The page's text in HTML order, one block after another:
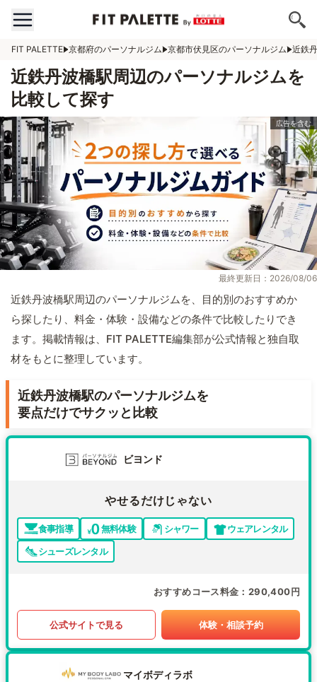
FIT PALETTE 京都府のパーソナルジム 京都市伏見区のパーソナルジム 近鉄
近鉄丹波橋駅周辺のパーソナルジムを
比較して探す
最終更新日：2026/08/06
近鉄丹波橋駅周辺のパーソナルジムを、目的別のおすすめか
ら探したり、料金・体験・設備などの条件で比較したりでき
ます。掲載情報は、FIT PALETTE編集部が公式情報と独自取
材をもとに整理しています。
近鉄丹波橋駅のパーソナルジムを
要点だけでサクッと比較
ビヨンド
やせるだけじゃない
食事指導 無料体験 シャワー
ウェアレンタル
シューズレンタル
おすすめコース料金 290,400円
公式サイトで見る 体験・相談予約
マイボディラボ